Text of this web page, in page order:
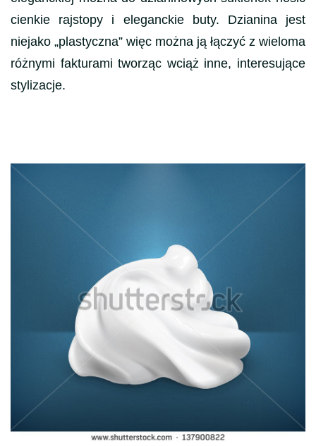
cienkie rajstopy i eleganckie buty. Dzianina jest
niejako „plastyczna” więc można ją łączyć z wieloma
różnymi fakturami tworząc wciąż inne, interesujące
stylizacje.
Nawigacja
wpisu